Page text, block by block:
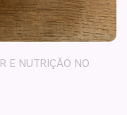
E NUTRIÇÃO NO